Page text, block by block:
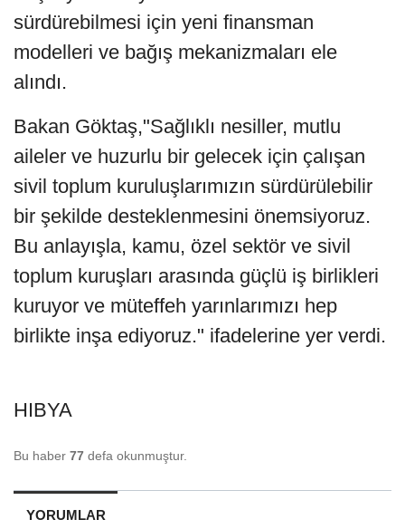
sürdürebilmesi için yeni finansman
modelleri ve bağış mekanizmaları ele
alındı.
Bakan Göktaş,"Sağlıklı nesiller, mutlu
aileler ve huzurlu bir gelecek için çalışan
sivil toplum kuruluşlarımızın sürdürülebilir
bir şekilde desteklenmesini önemsiyoruz.
Bu anlayışla, kamu, özel sektör ve sivil
toplum kuruşları arasında güçlü iş birlikleri
kuruyor ve müteffeh yarınlarımızı hep
birlikte inşa ediyoruz." ifadelerine yer verdi.
HIBYA
Bu haber 77 defa okunmuştur.
YORUMLAR